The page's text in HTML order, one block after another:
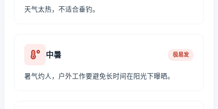
天气太热，不适合垂钓。
中暑 极易发
暑气灼人，户外工作要避免长时间在阳光下曝晒。